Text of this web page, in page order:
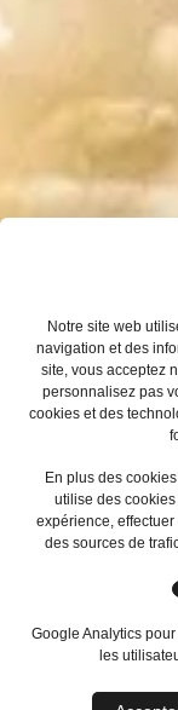
Notre site web
navigation et des
site, vous acceptez
personnalisez pas
cookies et des
En plus des
utilise des
expérience,
des sources de
Google Analytics
les